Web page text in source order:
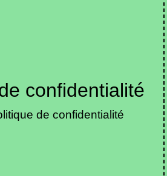
confidentialité
de confidentialité